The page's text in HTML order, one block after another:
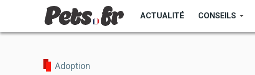
contenu
ACTUALITÉ CONSEILS
Adoption